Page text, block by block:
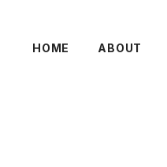
HOME ABOUT